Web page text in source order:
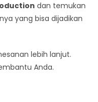
dan temukan
yang bisa dijadikan
lebih lanjut.
Anda.